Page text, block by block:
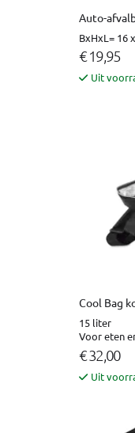
Auto-
BxHxL= 16
€ 19,95
Uit
Cool Bag
15 liter
Voor eten
€ 32,00
Uit